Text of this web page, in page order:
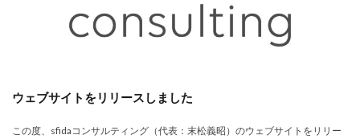
ウェブサイトをリリースしました
この度、sfidaコンサルティング（代表：末松義昭）のウェブサイトをリリー